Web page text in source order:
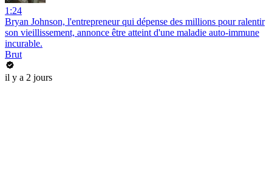
1:24
Bryan Johnson, l'entrepreneur qui dépense des millions pour ralentir
son vieillissement, annonce être atteint d'une maladie auto-immune
incurable.
Brut
il y a 2 jours